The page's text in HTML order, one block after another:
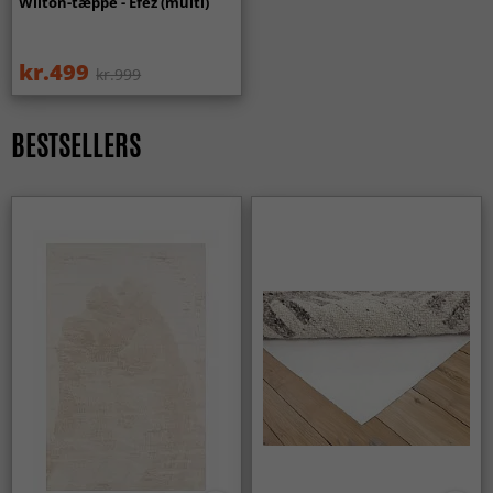
Passer Wilton-tæpper til forskellige indretningsstile?
lige godt i moderne hjem som i klassiske omgivelser.
kr.499 kr.999
BESTSELLERS